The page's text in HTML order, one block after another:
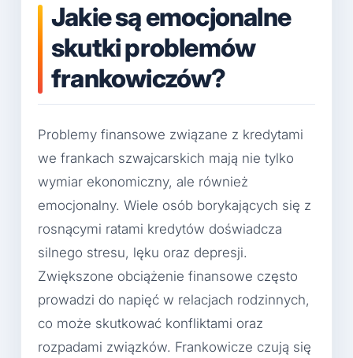
Jakie są emocjonalne
skutki problemów
frankowiczów?
Problemy finansowe związane z kredytami
we frankach szwajcarskich mają nie tylko
wymiar ekonomiczny, ale również
emocjonalny. Wiele osób borykających się z
rosnącymi ratami kredytów doświadcza
silnego stresu, lęku oraz depresji.
Zwiększone obciążenie finansowe często
prowadzi do napięć w relacjach rodzinnych,
co może skutkować konfliktami oraz
rozpadami związków. Frankowicze czują się